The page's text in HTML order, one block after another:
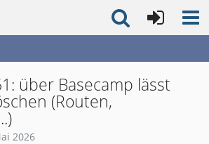
über Basecamp lässt
(Routen,
2026